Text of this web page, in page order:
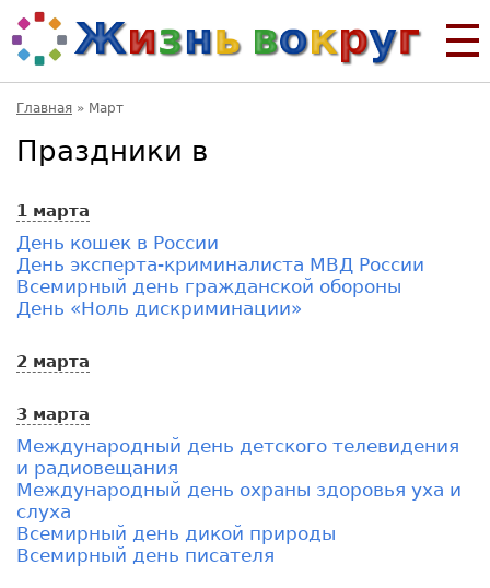
Главная » Март
Праздники в
1 марта
День кошек в России
День эксперта-криминалиста МВД России
Всемирный день гражданской обороны
День «Ноль дискриминации»
2 марта
3 марта
Международный день детского телевидения
и радиовещания
Международный день охраны здоровья уха и
слуха
Всемирный день дикой природы
Всемирный день писателя